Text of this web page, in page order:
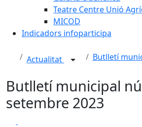
Teatre Centre Unió
MICOD
Indicadors infoparticipa
Actualitat Butlletí
Butlletí municipal
setembre 2023